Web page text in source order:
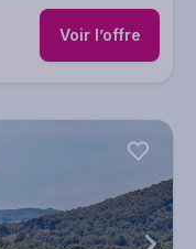
Voir l’offre